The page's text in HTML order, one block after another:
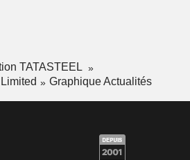
TATASTEEL
Graphique Actualités